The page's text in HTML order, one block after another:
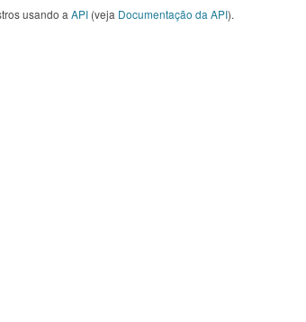
usando a API (veja Documentação da API).